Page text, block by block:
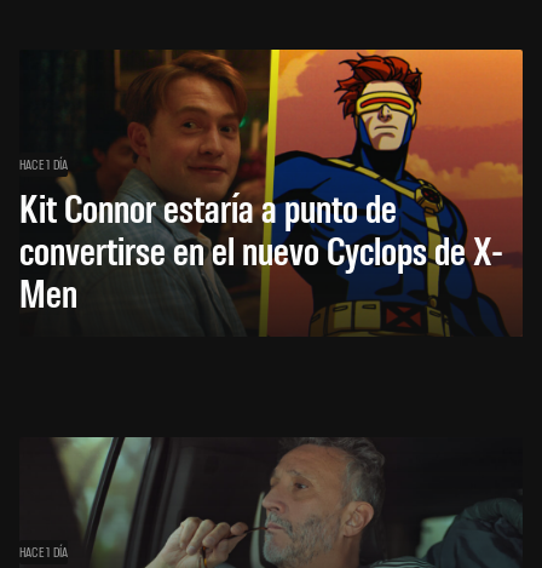
HACE 1 DÍA
Kit Connor estaría a punto de
convertirse en el nuevo Cyclops de X-
Men
HACE 1 DÍA